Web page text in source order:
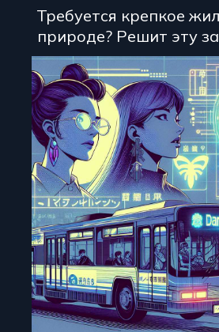
Требуется крепкое
природе? Решит эту